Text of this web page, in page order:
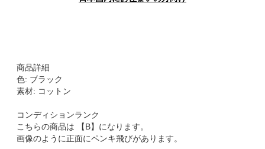
商品詳細
色: ブラック
素材: コットン
コンディションランク
こちらの商品は 【B】になります。
画像のように正面にペンキ飛びがあります。